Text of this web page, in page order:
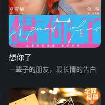
想你了
一辈子的朋友，最长情的告白